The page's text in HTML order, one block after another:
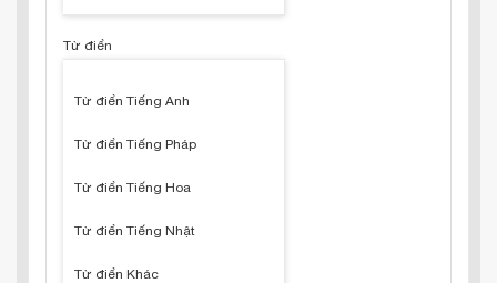
Từ điển
Từ điển Tiếng Anh
Từ điển Tiếng Pháp
Từ điển Tiếng Hoa
Từ điển Tiếng Nhật
Từ điển Khác